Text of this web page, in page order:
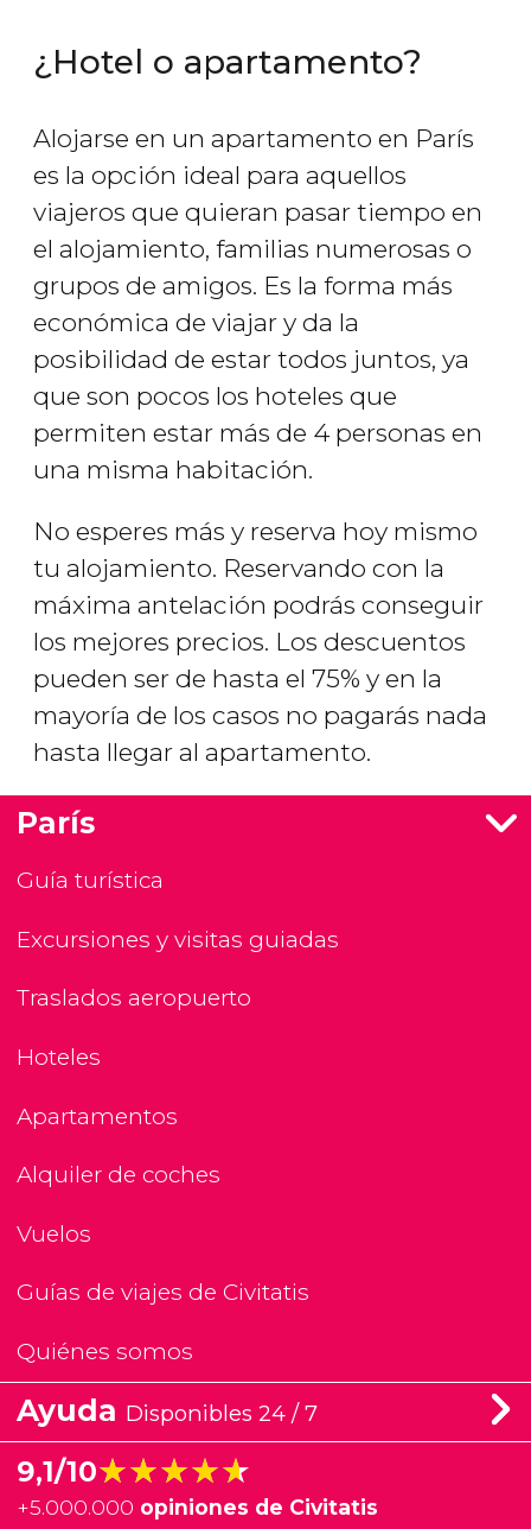
¿Hotel o apartamento?
Alojarse en un apartamento en París
es la opción ideal para aquellos
viajeros que quieran pasar tiempo en
el alojamiento, familias numerosas o
grupos de amigos. Es la forma más
económica de viajar y da la
posibilidad de estar todos juntos, ya
que son pocos los hoteles que
permiten estar más de 4 personas en
una misma habitación.
No esperes más y reserva hoy mismo
tu alojamiento. Reservando con la
máxima antelación podrás conseguir
los mejores precios. Los descuentos
pueden ser de hasta el 75% y en la
mayoría de los casos no pagarás nada
hasta llegar al apartamento.
París
Guía turística
Excursiones y visitas guiadas
Traslados aeropuerto
Hoteles
Apartamentos
Alquiler de coches
Vuelos
Guías de viajes de Civitatis
Quiénes somos
Ayuda Disponibles 24 / 7
9,1/10★★★★★
★★★★★
+5.000.000 opiniones de Civitatis